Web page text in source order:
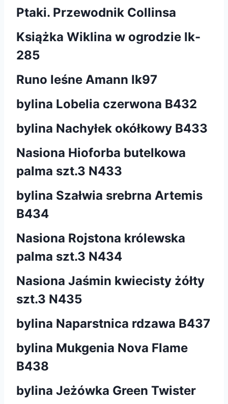
Ptaki. Przewodnik Collinsa
Książka Wiklina w ogrodzie lk-
285
Runo leśne Amann Ik97
bylina Lobelia czerwona B432
bylina Nachyłek okółkowy B433
Nasiona Hioforba butelkowa
palma szt.3 N433
bylina Szałwia srebrna Artemis
B434
Nasiona Rojstona królewska
palma szt.3 N434
Nasiona Jaśmin kwiecisty żółty
szt.3 N435
bylina Naparstnica rdzawa B437
bylina Mukgenia Nova Flame
B438
bylina Jeżówka Green Twister